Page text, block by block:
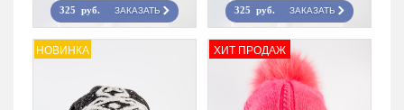
325 руб. ЗАКАЗАТЬ 325 руб. ЗАКАЗАТЬ
НОВИНКА ХИТ ПРОДАЖ